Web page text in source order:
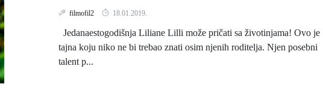
filmofil2 18.01.2019.
Jedanaestogodišnja Liliane Lilli može pričati sa životinjama! Ovo je
tajna koju niko ne bi trebao znati osim njenih roditelja. Njen posebni
talent p...